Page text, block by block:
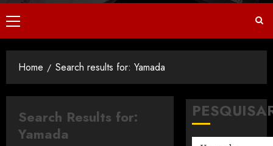
Home Search results for: Yamada
Search Results for:
Yamada